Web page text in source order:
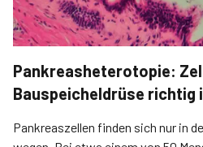
Pankreasheterotopie:
Bauspeicheldrüse
Pankreaszellen finden sich nur in